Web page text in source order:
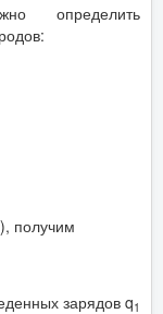
определить
получим
зарядов q1